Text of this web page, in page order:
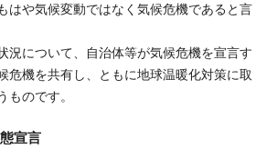
はや気候変動ではなく気候危機であると言
況について、自治体等が気候危機を宣言す
危機を共有し、ともに地球温暖化対策に取
ものです。
宣言